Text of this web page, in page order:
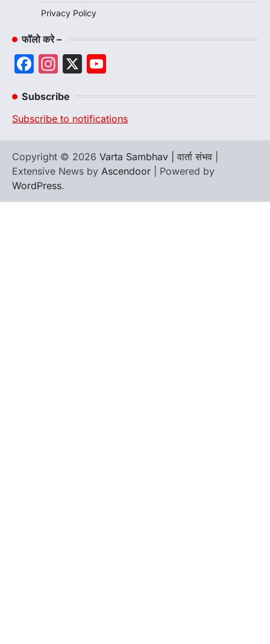
Privacy Policy
फॉलो करे –
Facebook
Instagram
X
Subscribe
Subscribe to notifications
Copyright © 2026 Varta Sambhav | वार्ता संभव
Extensive News by Ascendoor | Powered by
WordPress.